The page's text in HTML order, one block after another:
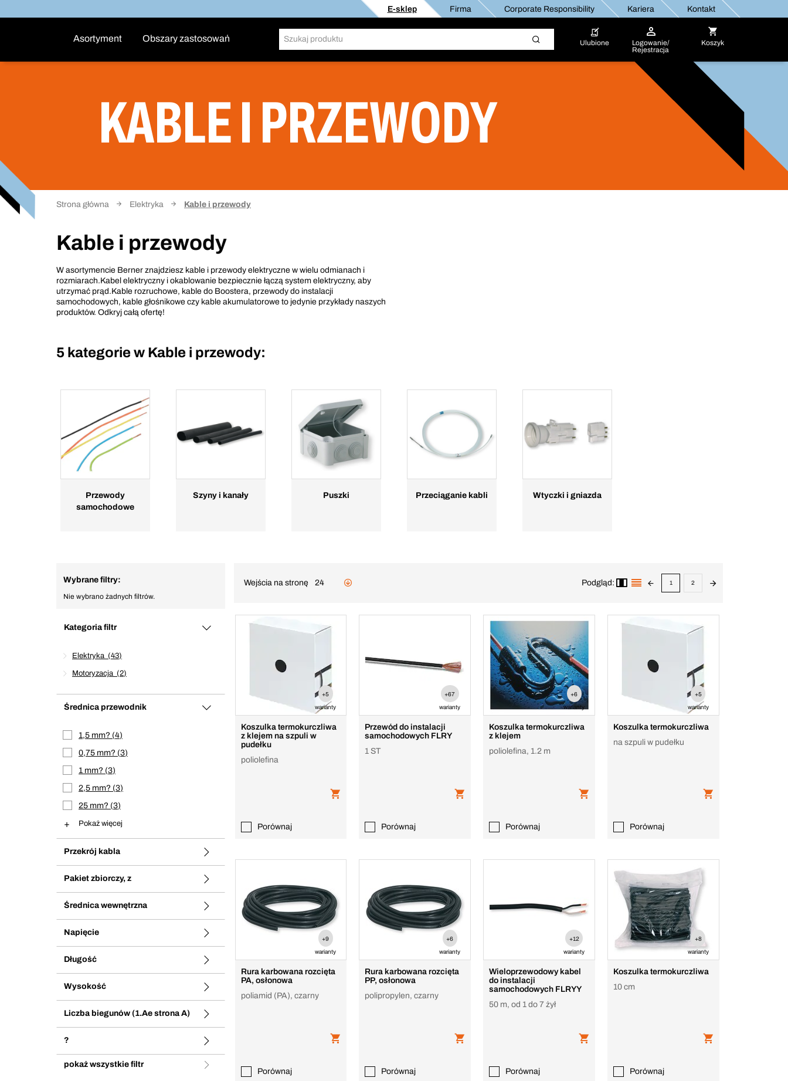
E-sklep Firma Corporate Responsibility Kariera Kontakt
Asortyment Obszary zastosowań Ulubione
Logowanie/
Rejestracja
Koszyk
KABLE I PRZEWODY
Strona główna Elektryka Kable i przewody
Kable i przewody
W asortymencie Berner znajdziesz kable i przewody elektryczne w wielu odmianach i
rozmiarach.Kabel elektryczny i okablowanie bezpiecznie łączą system elektryczny, aby
utrzymać prąd.Kable rozruchowe, kable do Boostera, przewody do instalacji
samochodowych, kable głośnikowe czy kable akumulatorowe to jedynie przykłady naszych
produktów. Odkryj całą ofertę!
5 kategorie w Kable i przewody:
Przewody
samochodowe
Szyny i kanały Puszki Przeciąganie kabli Wtyczki i gniazda
Wybrane filtry:
Nie wybrano żadnych filtrów.
Kategoria filtr
Elektryka 43
Motoryzacja 2
Średnica przewodnik
1,5 mm? 4
0,75 mm? 3
1 mm? 3
2,5 mm? 3
25 mm? 3
Pokaż więcej
Przekrój kabla
Pakiet zbiorczy, z
Średnica wewnętrzna
Napięcie
Długość
Wysokość
Liczba biegunów (1.Ae strona A)
?
pokaż wszystkie filtr
Wejścia na stronę 24 Podgląd: 1 2
+5
warianty
Koszulka termokurczliwa
z klejem na szpuli w
pudełku
poliolefina
Porównaj
+67
warianty
Przewód do instalacji
samochodowych FLRY
1 ST
Porównaj
+6
warianty
Koszulka termokurczliwa
z klejem
poliolefina, 1.2 m
Porównaj
+5
warianty
Koszulka termokurczliwa
na szpuli w pudełku
Porównaj
+9
warianty
Rura karbowana rozcięta
PA, osłonowa
poliamid (PA), czarny
Porównaj
+6
warianty
Rura karbowana rozcięta
PP, osłonowa
polipropylen, czarny
Porównaj
+12
warianty
Wieloprzewodowy kabel
do instalacji
samochodowych FLRYY
50 m, od 1 do 7 żył
Porównaj
+8
warianty
Koszulka termokurczliwa
10 cm
Porównaj